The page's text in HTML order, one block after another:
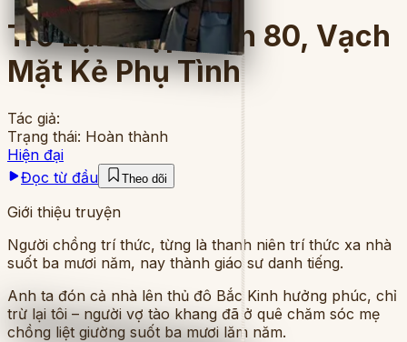
Trở Lại Thập Niên 80, Vạch
Mặt Kẻ Phụ Tình
Tác giả:
Trạng thái: Hoàn thành
Hiện đại
Đọc từ đầu
Theo dõi
Giới thiệu truyện
Người chồng trí thức, từng là thanh niên trí thức xa nhà
suốt ba mươi năm, nay thành giáo sư danh tiếng.
Anh ta đón cả nhà lên thủ đô Bắc Kinh hưởng phúc, chỉ
trừ lại tôi – người vợ tào khang đã ở quê chăm sóc mẹ
chồng liệt giường suốt ba mươi lăm năm.